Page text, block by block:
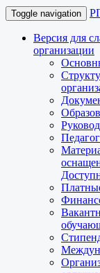
Toggle navigation
Версия для
организации